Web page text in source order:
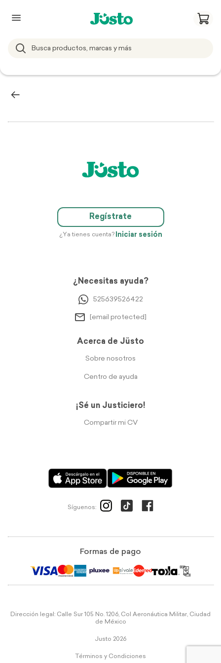
Regístrate
¿Ya tienes cuenta? Iniciar sesión
¿Necesitas ayuda?
525639526422
[email protected]
Acerca de Jüsto
Sobre nosotros
Centro de ayuda
¡Sé un Justiciero!
Compartir mi CV
Síguenos:
Formas de pago
Dirección legal: Calle Sur 105 No. 1206, Col Aeronáutica Militar, Ciudad
de México
Justo 2026
Términos y Condiciones